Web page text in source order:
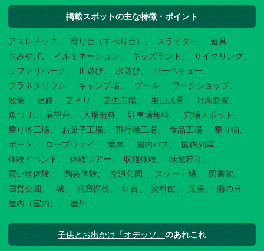
掲載スポットの主な特徴・ポイント
アスレチック 滑り台（すべり台） スライダー
遊具
おみやげ
イルミネーション キッズランド
サイクリング
サファリパーク
川遊び 水遊び
バーベキュー
プラネタリウム
キャンプ場 プール
ワークショップ
散策
迷路 芝そり 芝生広場 里山風景
野鳥観察
魚つり
展望台 入場無料 駐車場無料
穴場スポット
乗り物工場
お菓子工場 飛行機工場 食品工場
乗り物
ボート
ロープウェイ 乗馬 園内バス
園内列車
体験イベント
体験ツアー 収穫体験
味覚狩り
買い物体験
陶芸体験 交通公園 スケート場
図書館
国営公園
城 洞窟探検 灯台 資料館 足湯
雨の日
屋内（室内）
屋外
子供とお出かけ「オデッソ」 のあれこれ